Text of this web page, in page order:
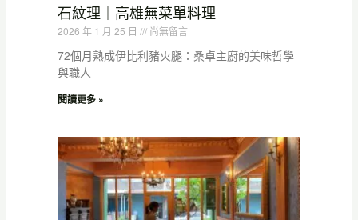
石紋理｜高雄無菜單料理
2026 年 1 月 25 日 尚無留言
72個月熟成伊比利豬火腿：桑卓主廚的美味哲學
與職人
閱讀更多 »